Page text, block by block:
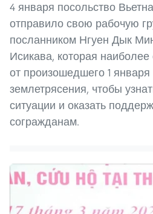
4 января посольство
отправило свою рабочую
посланником Нгуен Дык
Исикава, которая
от произошедшего 1
землетрясения, чтобы
ситуации и оказать
согражданам.